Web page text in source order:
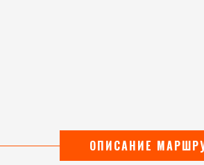
ОПИСАНИЕ